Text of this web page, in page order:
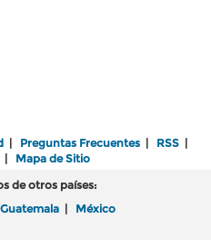
| Preguntas Frecuentes | RSS |
Mapa de Sitio
de otros países:
Guatemala | México